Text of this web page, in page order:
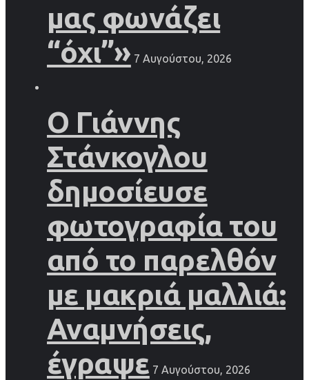
μας φωνάζει
“όχι”» 7 Αυγούστου, 2026
Ο Γιάννης
Στάνκογλου
δημοσίευσε
φωτογραφία του
από το παρελθόν
με μακριά μαλλιά:
Αναμνήσεις,
έγραψε 7 Αυγούστου, 2026